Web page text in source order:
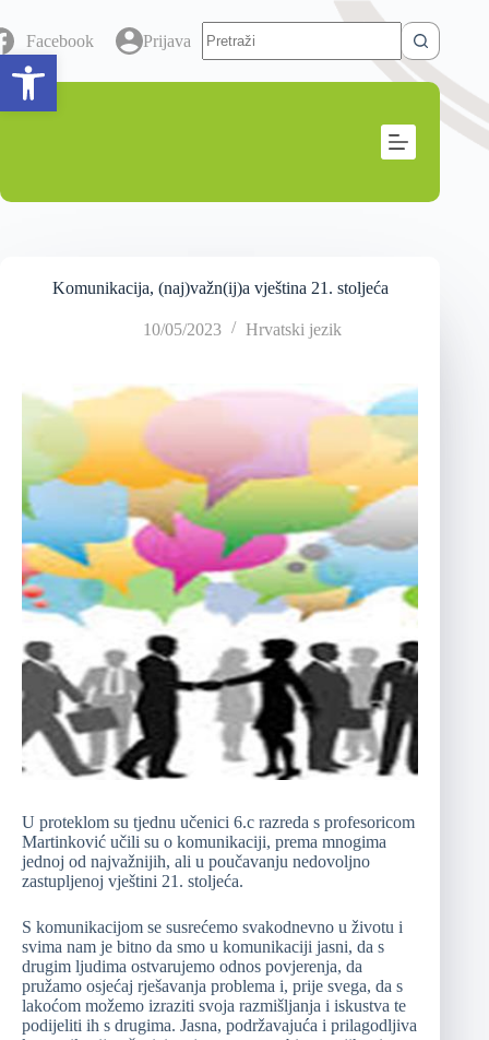
Open toolbar
Facebook Prijava
Komunikacija, (naj)važn(ij)a vještina 21. stoljeća
10/05/2023 Hrvatski jezik
U proteklom su tjednu učenici 6.c razreda s profesoricom
Martinković učili su o komunikaciji, prema mnogima
jednoj od najvažnijih, ali u poučavanju nedovoljno
zastupljenoj vještini 21. stoljeća.
S komunikacijom se susrećemo svakodnevno u životu i
svima nam je bitno da smo u komunikaciji jasni, da s
drugim ljudima ostvarujemo odnos povjerenja, da
pružamo osjećaj rješavanja problema i, prije svega, da s
lakoćom možemo izraziti svoja razmišljanja i iskustva te
podijeliti ih s drugima. Jasna, podržavajuća i prilagodljiva